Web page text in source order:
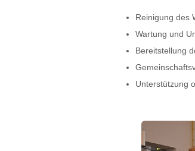
Reinigung des
Wartung und
Bereitstellung
Unterstützung